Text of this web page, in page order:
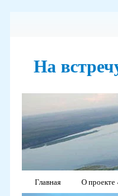
На
Главная О проекте